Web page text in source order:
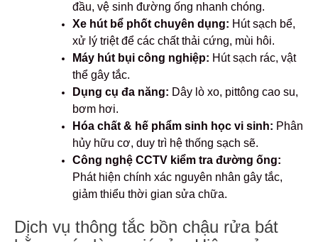
đầu, vệ sinh đường ống nhanh chóng.
Xe hút bể phốt chuyên dụng: Hút sạch bể,
xử lý triệt để các chất thải cứng, mùi hôi.
Máy hút bụi công nghiệp: Hút sạch rác, vật
thể gây tắc.
Dụng cụ đa năng: Dây lò xo, pittông cao su,
bơm hơi.
Hóa chất & hế phẩm sinh học vi sinh: Phân
hủy hữu cơ, duy trì hệ thống sạch sẽ.
Công nghệ CCTV kiểm tra đường ống:
Phát hiện chính xác nguyên nhân gây tắc,
giảm thiểu thời gian sửa chữa.
Dịch vụ thông tắc bồn chậu rửa bát